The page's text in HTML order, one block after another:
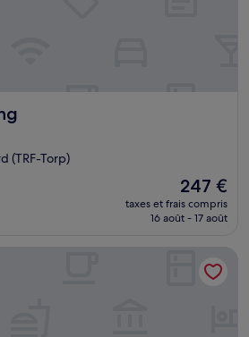
(TRF-Torp)
Le
nouveau
prix
de
247 €
247 €
taxes et frais compris
16 août - 17 août